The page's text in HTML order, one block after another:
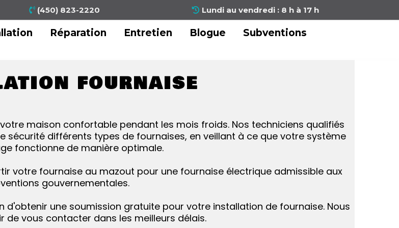
(450) 823-2220 Lundi au vendredi : 8 h à 17 h
Réparation Entretien Blogue
Subventions
FOURNAISE
maison confortable pendant les mois froids. Nos techniciens qualifiés
différents types de fournaises, en veillant à ce que votre système
fonctionne de manière optimale.
votre fournaise au mazout pour une fournaise électrique admissible aux
gouvernementales.
une soumission gratuite pour votre installation de fournaise. Nous
de vous contacter dans les meilleurs délais.